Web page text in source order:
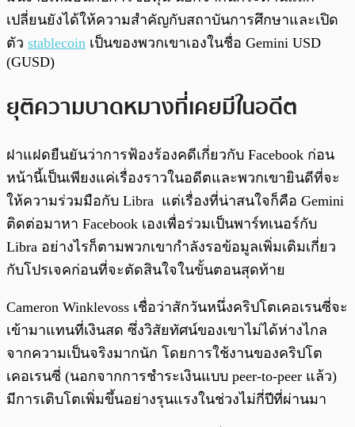
เปลี่ยนยังได้ให้ความสำคัญกับสถาบันการศึกษาและเปิด
ตัว stablecoin เป็นของพวกเขาเองในชื่อ Gemini USD
(GUSD)
ยุติความบาดหมางที่เคยมีในอดีต
ฝาแฝดยืนยันว่าการฟ้องร้องคดีเกี่ยวกับ Facebook ก่อน
หน้านี้เป็นเพียงแค่เรื่องราวในอดีตและพวกเขายินดีที่จะ
ให้ความร่วมมือกับ Libra แต่เรื่องที่น่าสนใจก็คือ Gemini
ติดต่อมาหา Facebook เองเพื่อร่วมเป็นพาร์ทเนอร์กับ
Libra อย่างไรก็ตามพวกเขากำลังรอข้อมูลเพิ่มเติมเกี่ยว
กับโปรเจคก่อนที่จะตัดสินใจในขั้นตอนสุดท้าย
Cameron Winklevoss เชื่อว่าสักวันหนึ่งคริปโตเคอเรนซี่จะ
เข้ามาแทนที่เงินสด ซึ่งวิสัยทัศน์ของเขาไม่ได้ห่างไกล
จากความเป็นจริงมากนัก โดยการใช้งานของคริปโต
เคอเรนซี่ (นอกจากการชำระเงินแบบ peer-to-peer แล้ว)
มีการเติบโตเพิ่มขึ้นอย่างรุนแรงในช่วงไม่กี่ปีที่ผ่านมา